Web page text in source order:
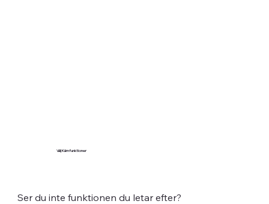
Välj Kärnfunktioner
Ser du inte funktionen du letar efter?